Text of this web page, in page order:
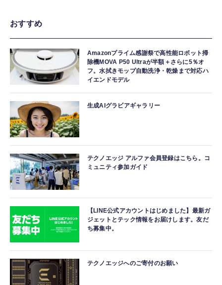
おすすめ
Amazonプライム感謝祭で高性能ロボット掃
除機MOVA P50 Ultraが半額＋さらに5％オ
フ。水拭きモップ自動洗浄・乾燥まで対応ハ
イエンドモデル
生成AIグラビアギャラリー
テクノエッジ アルファ会員登録はこちら。コ
ミュニティ参加ガイド
【LINE公式アカウントはじめました】最新ガ
ジェットとテック情報をお届けします。友だ
ち募集中。
テクノエッジへのご寄付のお願い